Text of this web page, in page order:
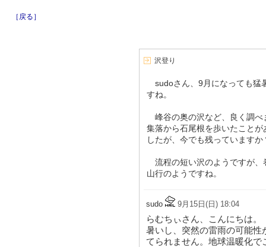
［戻る］
沢登り
sudoさん、9月になっても猛
すね。
峰谷の奥の沢など、良く調べ
集落から石尾根を歩いたこと
したが、今でも残っていますか
流程の短い沢のようですが、
山行のようですね。
sudo 9月15日(日) 18:04
らむちぃさん、こんにちは。
暑いし、突然の雷雨の可能
てられません。地球温暖化